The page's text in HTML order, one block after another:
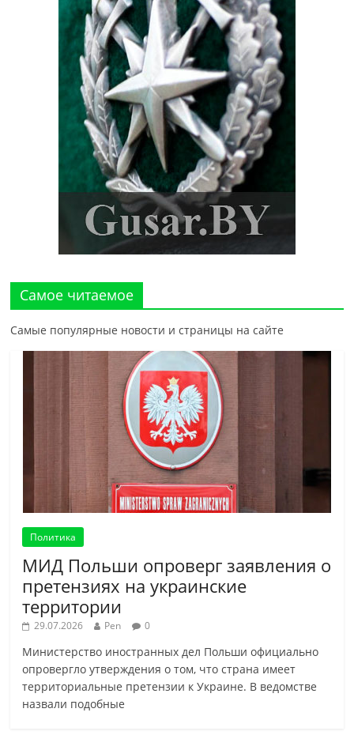
Самое читаемое
Самые популярные новости и страницы на сайте
Политика
МИД Польши опроверг заявления о
претензиях на украинские
территории
29.07.2026 Pen 0
Министерство иностранных дел Польши официально
опровергло утверждения о том, что страна имеет
территориальные претензии к Украине. В ведомстве
назвали подобные